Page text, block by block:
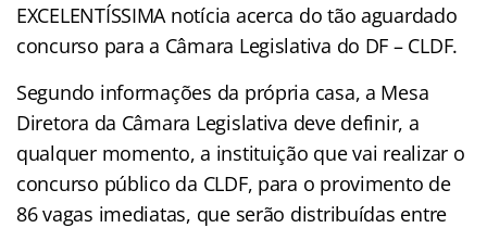
EXCELENTÍSSIMA notícia acerca do tão aguardado
concurso para a Câmara Legislativa do DF – CLDF.
Segundo informações da própria casa, a Mesa
Diretora da Câmara Legislativa deve definir, a
qualquer momento, a instituição que vai realizar o
concurso público da CLDF, para o provimento de
86 vagas imediatas, que serão distribuídas entre